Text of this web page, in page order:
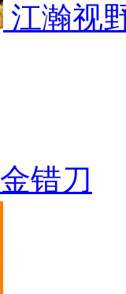
江瀚视
金错刀